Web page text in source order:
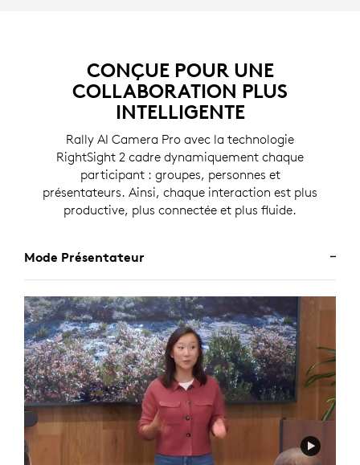
CONÇUE POUR UNE
COLLABORATION PLUS
INTELLIGENTE
Rally AI Camera Pro avec la technologie
RightSight 2 cadre dynamiquement chaque
participant : groupes, personnes et
présentateurs. Ainsi, chaque interaction est plus
productive, plus connectée et plus fluide.
Mode Présentateur